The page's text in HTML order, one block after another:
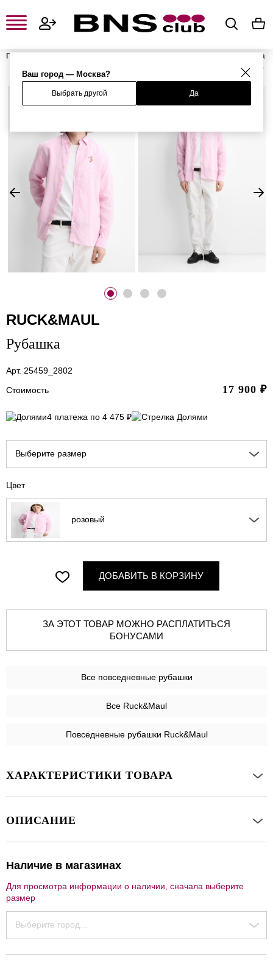
Ваш город — Москва?
Выбрать другой Да
Главная
Мужская одежда
Рубашка
RUCK&MAUL
Рубашка
Арт. 25459_2802
Стоимость
17 900 ₽
4 платежа по 4 475 ₽
Выберите размер
Цвет
розовый
ДОБАВИТЬ В КОРЗИНУ
ЗА ЭТОТ ТОВАР МОЖНО РАСПЛАТИТЬСЯ
БОНУСАМИ
Все повседневные рубашки
Все Ruck&Maul
Повседневные рубашки Ruck&Maul
ХАРАКТЕРИСТИКИ ТОВАРА
ОПИСАНИЕ
Наличие в магазинах
Для просмотра информации о наличии, сначала выберите
размер
Выберите город...